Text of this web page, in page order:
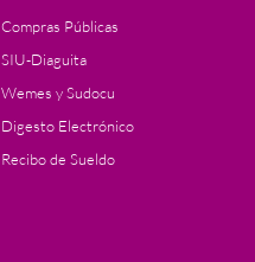
Compras Públicas
SIU-Diaguita
Wemes y Sudocu
Digesto Electrónico
Recibo de Sueldo